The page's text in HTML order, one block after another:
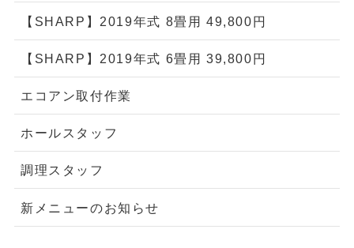
【SHARP】2019年式 8畳用 49,800円
【SHARP】2019年式 6畳用 39,800円
エコアン取付作業
ホールスタッフ
調理スタッフ
新メニューのお知らせ